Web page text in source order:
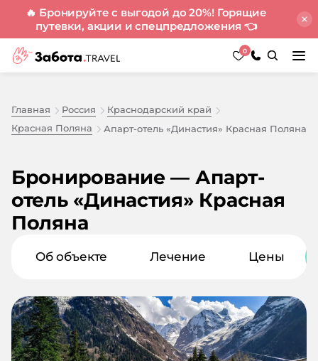
🔥 Бронируйте с выгодой до 20%! Горящие
путевки, акции и спецпредложения 👈
0
Главная Россия
Краснодарский край
Красная Поляна
Апарт-отель «Династия» Красная Поляна
Бронирование — Апарт-
отель «Династия» Красная
Поляна
Об объекте Лечение Цены